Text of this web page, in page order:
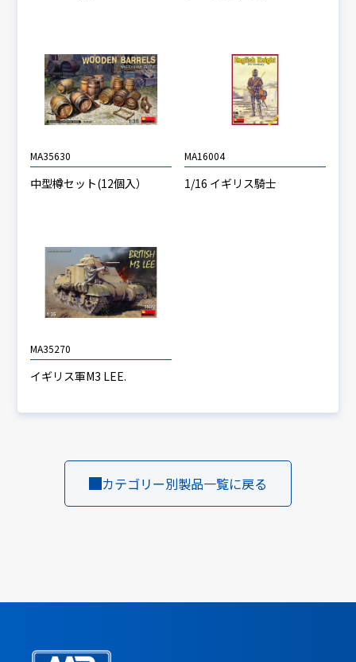
MA35630
中型樽セット(12個入）
MA16004
1/16 イギリス騎士
MA35270
イギリス軍M3 LEE.
カテゴリー別製品一覧に戻る